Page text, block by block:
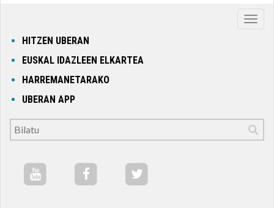
HITZEN UBERAN
EUSKAL IDAZLEEN ELKARTEA
HARREMANETARAKO
UBERAN APP